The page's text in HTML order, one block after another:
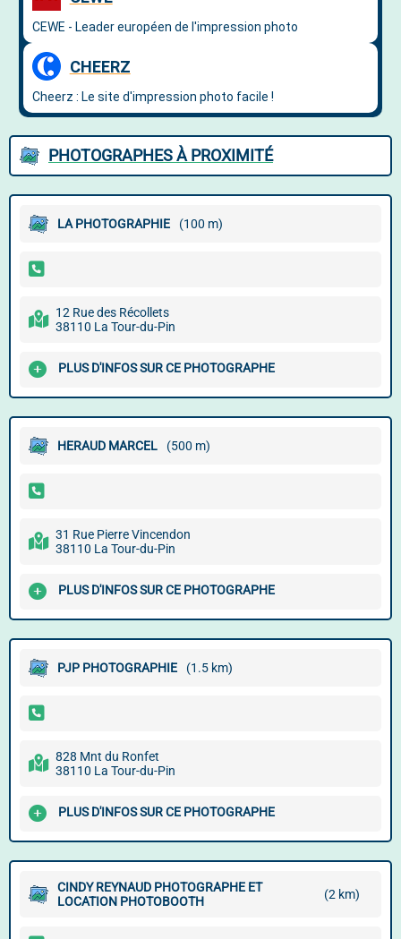
PHOTOGRAPHES À PROXIMITÉ
LA PHOTOGRAPHIE (100 m)
12 Rue des Récollets
38110 La Tour-du-Pin
PLUS D'INFOS SUR CE PHOTOGRAPHE
HERAUD MARCEL (500 m)
31 Rue Pierre Vincendon
38110 La Tour-du-Pin
PLUS D'INFOS SUR CE PHOTOGRAPHE
PJP PHOTOGRAPHIE (1.5 km)
828 Mnt du Ronfet
38110 La Tour-du-Pin
PLUS D'INFOS SUR CE PHOTOGRAPHE
CINDY REYNAUD PHOTOGRAPHE ET
LOCATION PHOTOBOOTH
(2 km)